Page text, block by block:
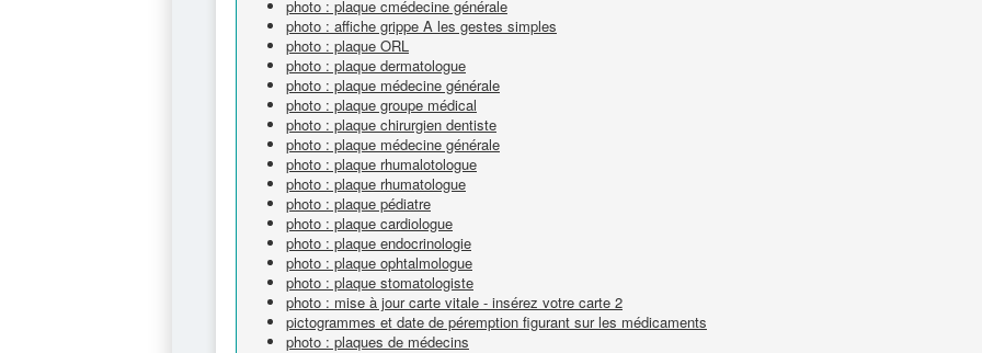
photo : plaque cmédecine générale
photo : affiche grippe A les gestes simples
photo : plaque ORL
photo : plaque dermatologue
photo : plaque médecine générale
photo : plaque groupe médical
photo : plaque chirurgien dentiste
photo : plaque médecine générale
photo : plaque rhumalotologue
photo : plaque rhumatologue
photo : plaque pédiatre
photo : plaque cardiologue
photo : plaque endocrinologie
photo : plaque ophtalmologue
photo : plaque stomatologiste
photo : mise à jour carte vitale - insérez votre carte 2
pictogrammes et date de péremption figurant sur les médicaments
photo : plaques de médecins